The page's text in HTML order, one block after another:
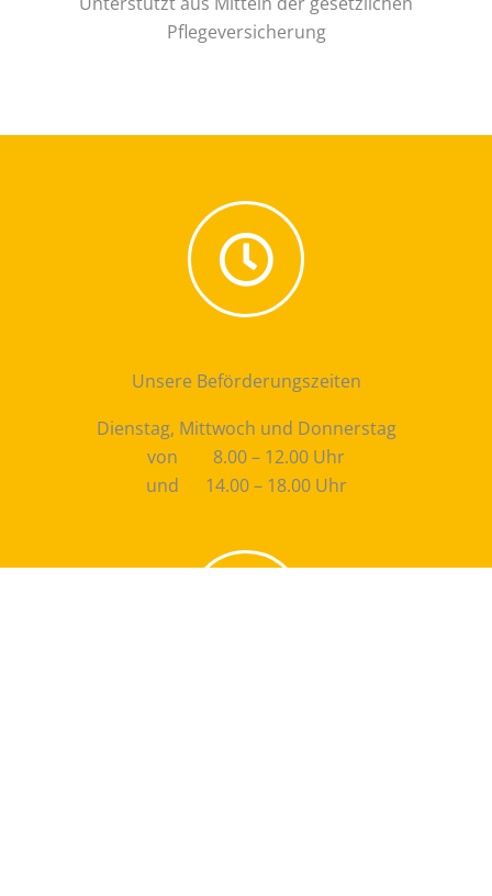
Pflegeversicherung
Unsere Beförderungszeiten
Dienstag, Mittwoch und Donnerstag
von 8.00 – 12.00 Uhr
und 14.00 – 18.00 Uhr